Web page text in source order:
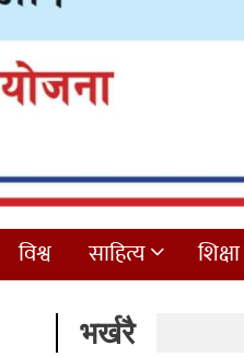
विश्व साहित्य शिक्षा
भर्खरै